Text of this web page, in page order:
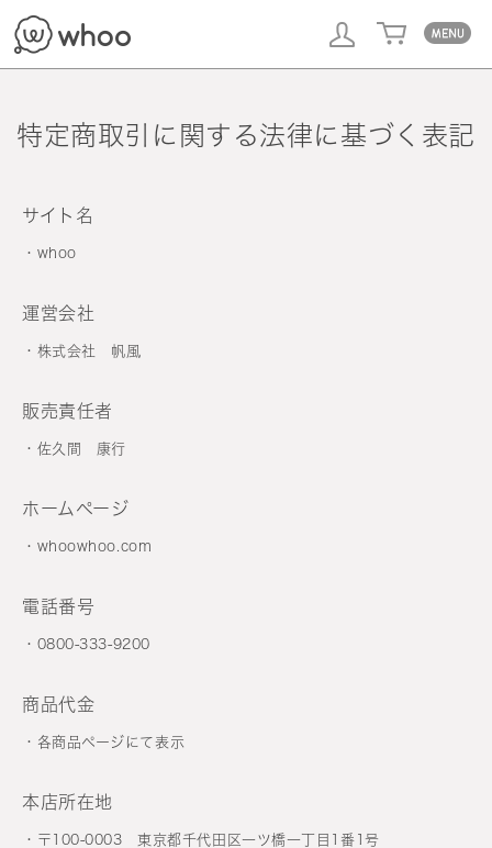
特定商取引に関する法律に基づく表記
サイト名
whoo
運営会社
株式会社 帆風
販売責任者
佐久間 康行
ホームページ
whoowhoo.com
電話番号
0800-333-9200
商品代金
各商品ページにて表示
本店所在地
〒100-0003 東京都千代田区一ツ橋一丁目1番1号